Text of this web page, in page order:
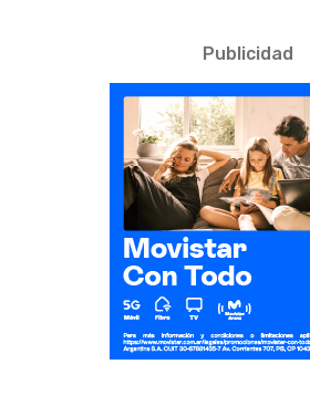
Publicidad